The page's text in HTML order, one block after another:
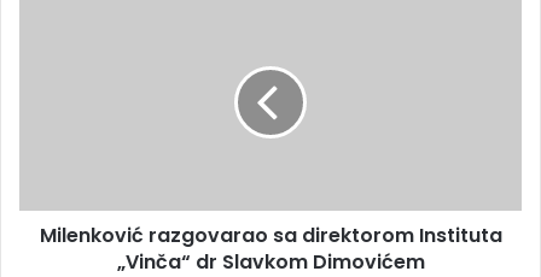
Milenković razgovarao sa direktorom Instituta
„Vinča“ dr Slavkom Dimovićem